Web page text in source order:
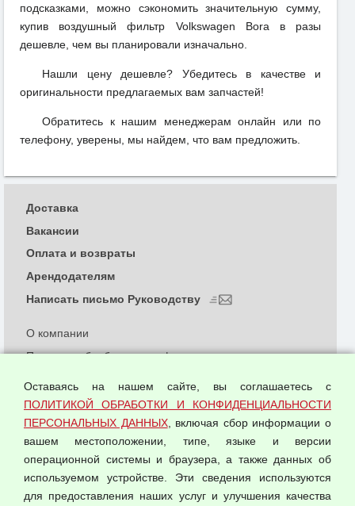
подсказками, можно сэкономить значительную сумму,
купив воздушный фильтр Volkswagen Bora в разы
дешевле, чем вы планировали изначально.
Нашли цену дешевле? Убедитесь в качестве и
оригинальности предлагаемых вам запчастей!
Обратитесь к нашим менеджерам онлайн или по
телефону, уверены, мы найдем, что вам предложить.
© 2026 ООО "Феникс"
О компании
Политика обработки и конфиденциальности
Согласием на обработку персональных данных
Оферта оптовой купли-продажи
Публичная оферта
Доставка
Вакансии
Оплата и возвраты
Арендодателям
Написать письмо Руководству
Оставаясь на нашем сайте, вы соглашаетесь с
ПОЛИТИКОЙ ОБРАБОТКИ И КОНФИДЕНЦИАЛЬНОСТИ
ПЕРСОНАЛЬНЫХ ДАННЫХ, включая сбор информации о
вашем местоположении, типе, языке и версии
операционной системы и браузера, а также данных об
используемом устройстве. Эти сведения используются
для предоставления наших услуг и улучшения качества